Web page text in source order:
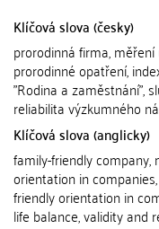
Klíčová slova (česky)
prorodinná firma,
prorodinné opatření,
"Rodina a zaměstnání",
reliabilita výzkumného
Klíčová slova (anglicky)
family-friendly
orientation in
friendly orientation in
life balance, validity and